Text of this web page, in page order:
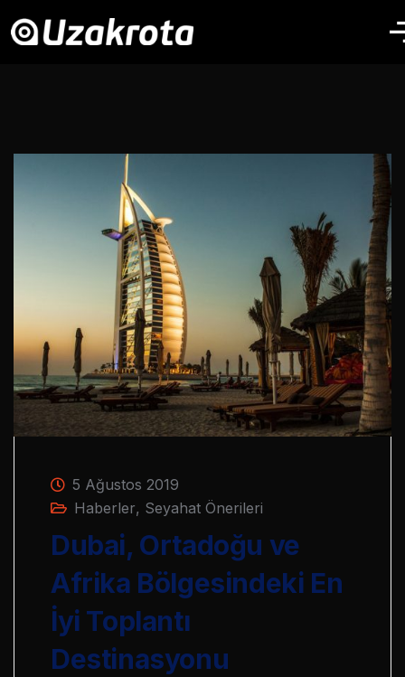
5 Ağustos 2019
Haberler, Seyahat Önerileri
Dubai, Ortadoğu ve
Afrika Bölgesindeki En
İyi Toplantı
Destinasyonu